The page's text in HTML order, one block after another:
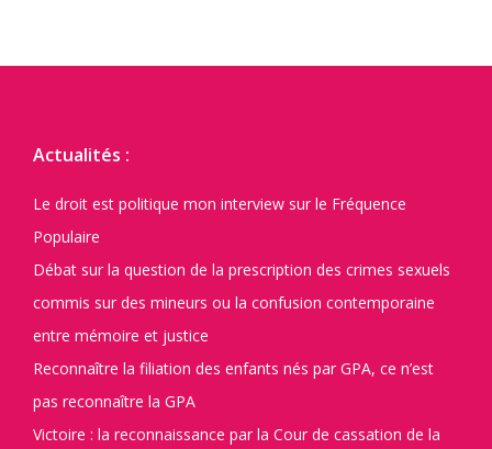
Actualités :
Le droit est politique mon interview sur le Fréquence
Populaire
Débat sur la question de la prescription des crimes sexuels
commis sur des mineurs ou la confusion contemporaine
entre mémoire et justice
Reconnaître la filiation des enfants nés par GPA, ce n’est
pas reconnaître la GPA
Victoire : la reconnaissance par la Cour de cassation de la